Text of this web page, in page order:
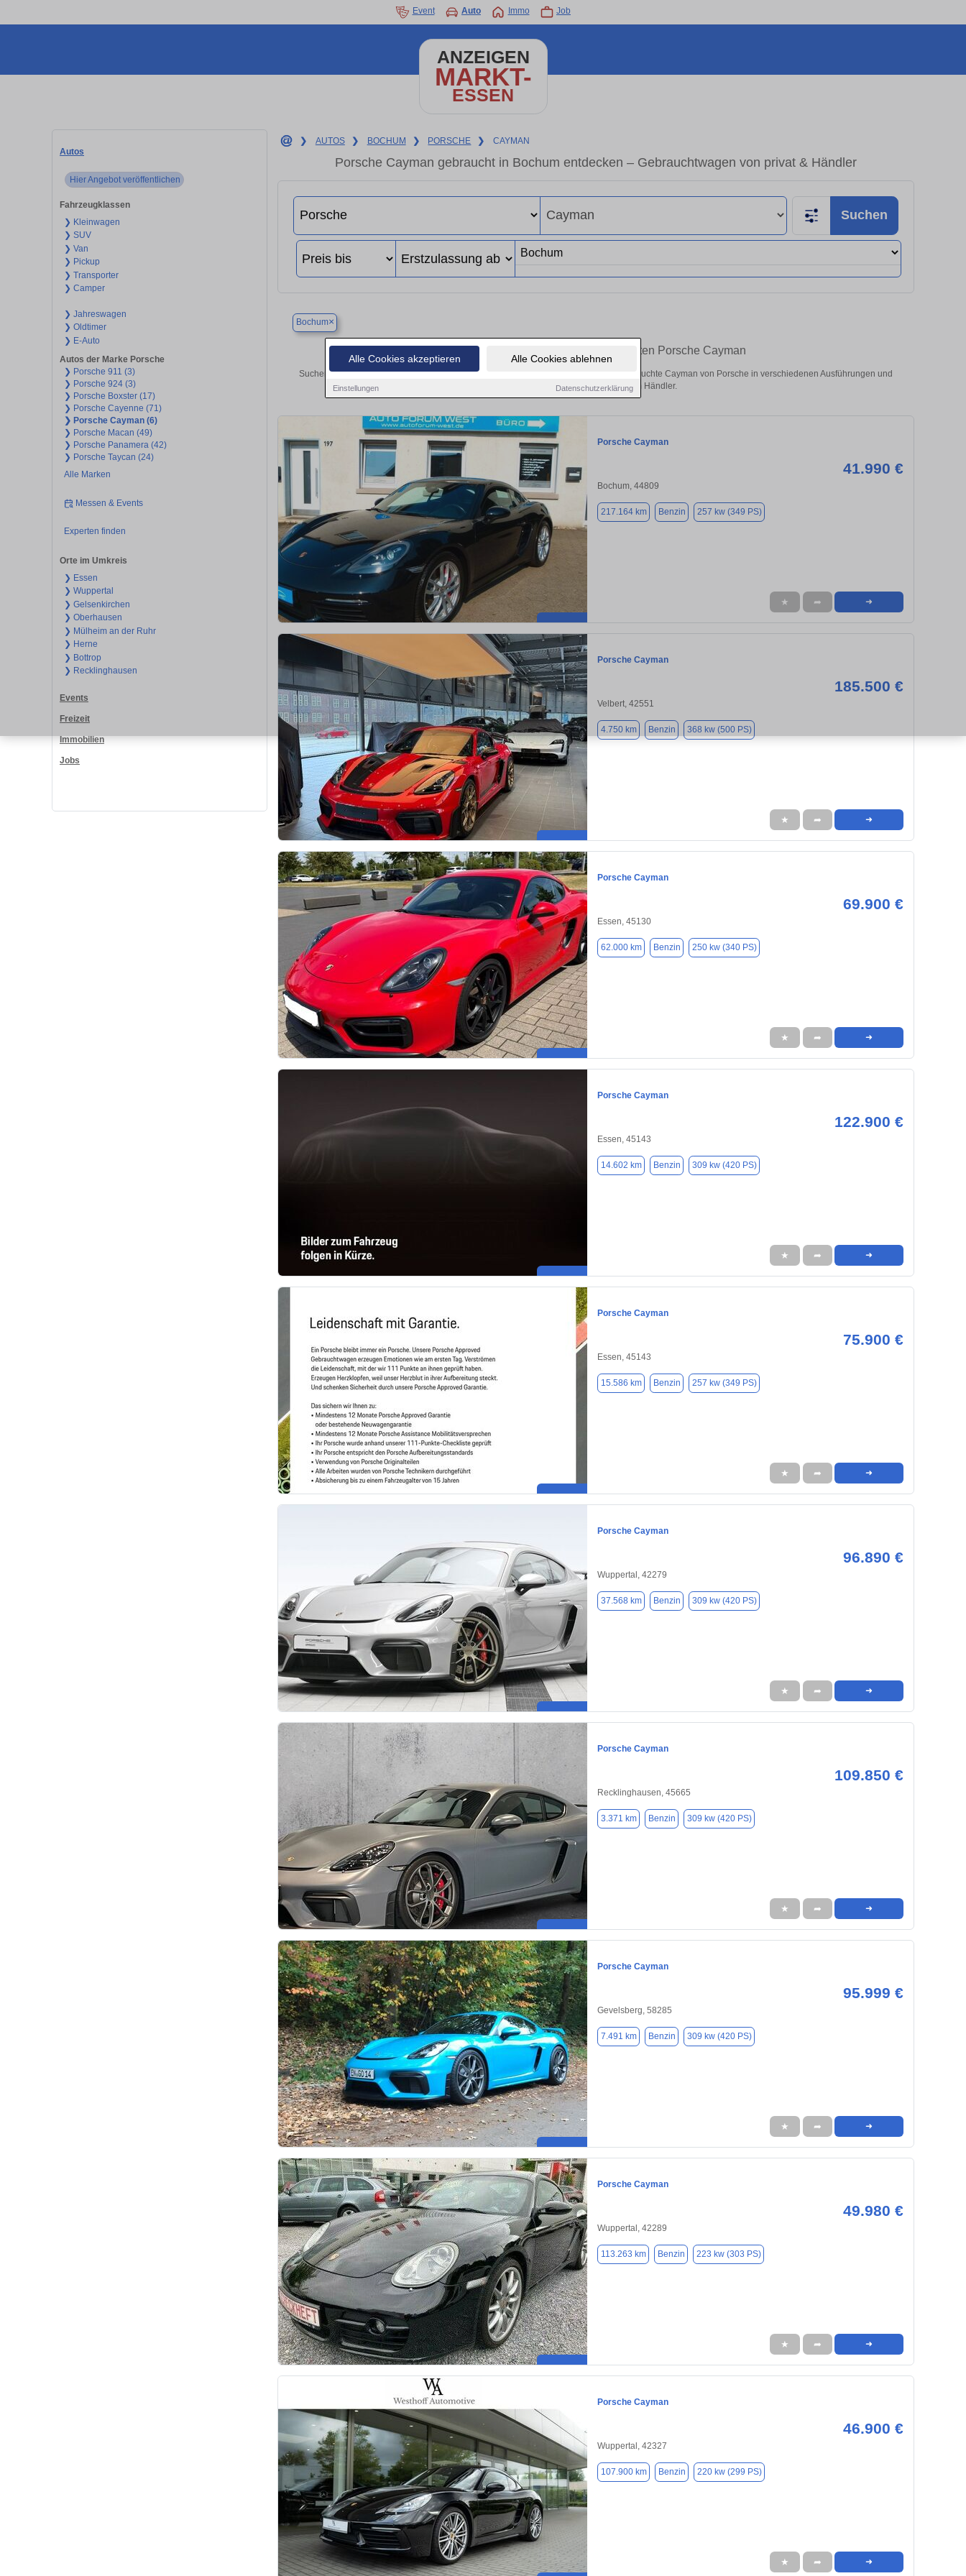
Alle Cookies akzeptieren Alle Cookies ablehnen
Einstellungen Datenschutzerklärung
Event Auto Immo Job
ANZEIGEN
MARKT-
ESSEN
Autos
Hier Angebot veröffentlichen
Fahrzeugklassen
❯ Kleinwagen
❯ SUV
❯ Van
❯ Pickup
❯ Transporter
❯ Camper
❯ Jahreswagen
❯ Oldtimer
❯ E-Auto
Autos der Marke Porsche
❯ Porsche 911 (3)
❯ Porsche 924 (3)
❯ Porsche Boxster (17)
❯ Porsche Cayenne (71)
❯ Porsche Cayman (6)
❯ Porsche Macan (49)
❯ Porsche Panamera (42)
❯ Porsche Taycan (24)
Alle Marken
Messen & Events
Experten finden
Orte im Umkreis
❯ Essen
❯ Wuppertal
❯ Gelsenkirchen
❯ Oberhausen
❯ Mülheim an der Ruhr
❯ Herne
❯ Bottrop
❯ Recklinghausen
Events
Freizeit
Immobilien
Jobs
❯ AUTOS ❯ BOCHUM ❯ PORSCHE ❯ CAYMAN
Porsche Cayman gebraucht in Bochum entdecken – Gebrauchtwagen von privat & Händler
Suchen
Bochum×
Finden Sie in Bochum Ihren gebrauchten Porsche Cayman
Suchen Sie in Bochum einen Porsche Cayman Gebrauchtwagen? Entdecken Sie gebrauchte Cayman von Porsche in verschiedenen Ausführungen und
Preisklassen von privat und vom Händler.
Porsche Cayman
41.990 €
Bochum, 44809
217.164 km Benzin 257 kw (349 PS)
★ ➦ ➜
Porsche Cayman
185.500 €
Velbert, 42551
4.750 km Benzin 368 kw (500 PS)
★ ➦ ➜
Porsche Cayman
69.900 €
Essen, 45130
62.000 km Benzin 250 kw (340 PS)
★ ➦ ➜
Porsche Cayman
122.900 €
Essen, 45143
14.602 km Benzin 309 kw (420 PS)
★ ➦ ➜
Porsche Cayman
75.900 €
Essen, 45143
15.586 km Benzin 257 kw (349 PS)
★ ➦ ➜
Porsche Cayman
96.890 €
Wuppertal, 42279
37.568 km Benzin 309 kw (420 PS)
★ ➦ ➜
Porsche Cayman
109.850 €
Recklinghausen, 45665
3.371 km Benzin 309 kw (420 PS)
★ ➦ ➜
Porsche Cayman
95.999 €
Gevelsberg, 58285
7.491 km Benzin 309 kw (420 PS)
★ ➦ ➜
Porsche Cayman
49.980 €
Wuppertal, 42289
113.263 km Benzin 223 kw (303 PS)
★ ➦ ➜
Porsche Cayman
46.900 €
Wuppertal, 42327
107.900 km Benzin 220 kw (299 PS)
★ ➦ ➜